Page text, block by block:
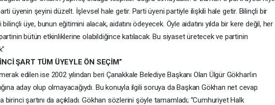
üyenin şeyini düzelt. İşlevsel hale getir. Parti üyeni partiyle ilişkili hale getir. Bilinçli bir
bilinçli üye, bunun eğitimini alacak, aidatını ödeyecek. Öyle aidatını yılda bir kere değil, her
bütün etkinliklerine olabildiğince katılacak. Bu siyaset üretecek ve partinin
ŞART TÜM ÜYEYLE ÖN SEÇİM”
edilen ise 2002 yılından beri Çanakkale Belediye Başkanı Olan Ülgür Gökhan’ın
aday olup olmayacağıydı. Bu konuyla ilgili soruya da Başkan Gökhan net cevap
şartını da açıkladı. Gökhan sözlerini şöyle tamamladı; “Cumhuriyet Halk